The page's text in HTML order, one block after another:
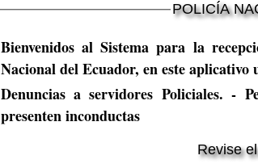
POLICÍA
Bienvenidos al Sistema para la
Nacional del Ecuador, en este
Denuncias a servidores Policiales. -
presenten inconductas
Revise